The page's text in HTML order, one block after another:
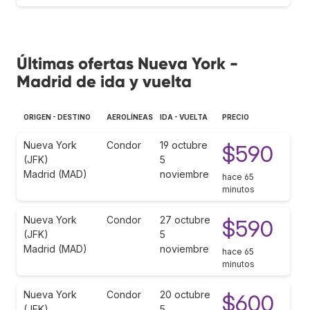
Últimas ofertas Nueva York -
Madrid de ida y vuelta
ORIGEN - DESTINO AEROLÍNEAS IDA - VUELTA PRECIO
Nueva York
(JFK)
Madrid (MAD)
Condor
19 octubre
5
noviembre
$590
hace 65
minutos
Nueva York
(JFK)
Madrid (MAD)
Condor
27 octubre
5
noviembre
$590
hace 65
minutos
Nueva York
Condor
20 octubre
$600